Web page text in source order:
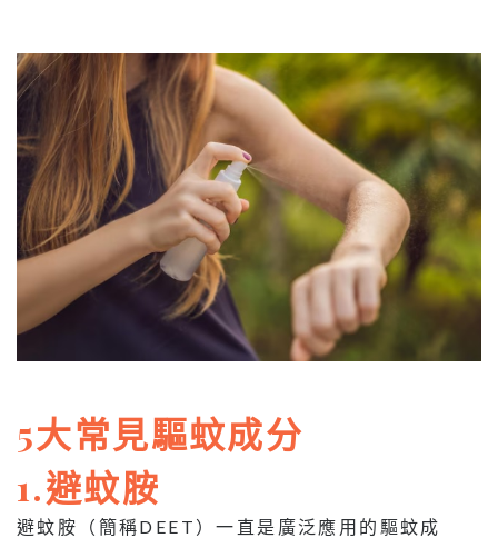
5大常見驅蚊成分
1.避蚊胺
避蚊胺（簡稱DEET）一直是廣泛應用的驅蚊成